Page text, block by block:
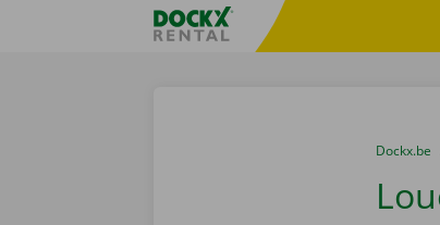
sitename
You are
du
Dockx.be